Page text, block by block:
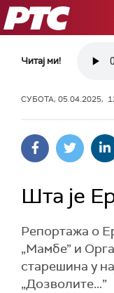
РТС
Читај ми!
СУБОТА, 05.04.2025,
Шта је
Репортажа о
„Мамбе” и
старешина у
„Дозволите...”